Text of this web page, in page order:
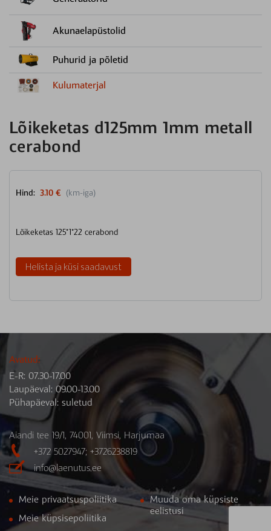
Akunaelapüstolid
Puhurid ja põletid
Kulumaterjal
Lõikeketas d125mm 1mm metall
cerabond
Hind: 3.10 € (km-iga)
Lõikeketas 125*1*22 cerabond
Helista ja küsi saadavust
Avatud:
E-R: 07.30-17.00
Laupäeval: 09.00-13.00
Pühapäeval: suletud
Aiandi tee 19/1, 74001, Viimsi, Harjumaa
 +372 5027947; +3726238819
 info@laenutus.ee
Meie privaatsuspoliitika
Meie küpsisepoliitika
Muuda oma küpsiste
eelistusi